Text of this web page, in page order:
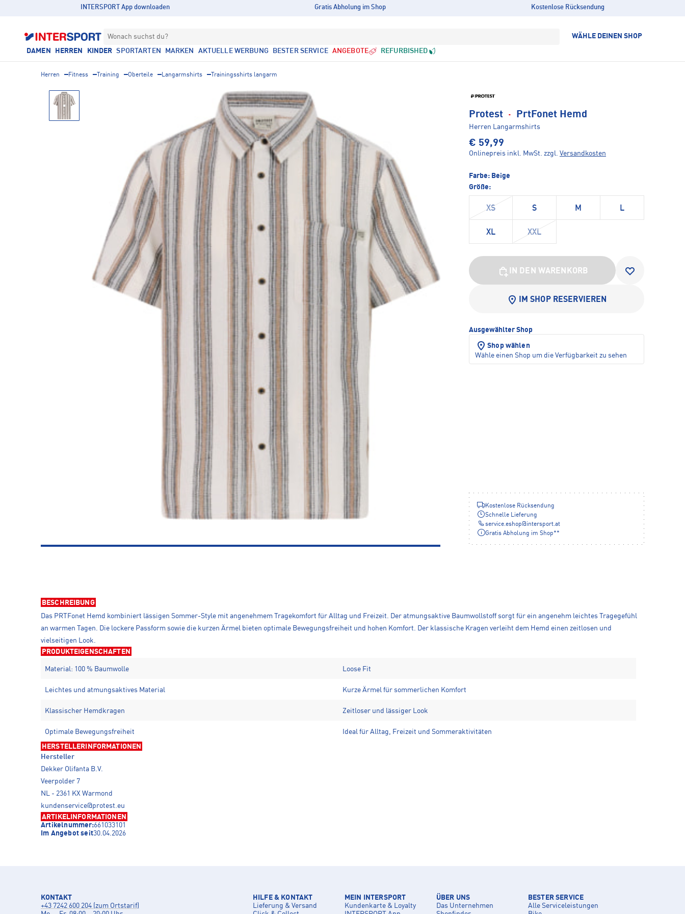
INTERSPORT App downloaden Gratis Abholung im Shop Kostenlose Rücksendung
Wonach suchst du? WÄHLE DEINEN SHOP
DAMEN HERREN KINDER SPORTARTEN MARKEN AKTUELLE WERBUNG BESTER SERVICE ANGEBOTE REFURBISHED
Herren Fitness Training Oberteile Langarmshirts Trainingsshirts langarm
Protest · PrtFonet Hemd
Herren Langarmshirts
€ 59,99
Onlinepreis inkl. MwSt. zzgl. Versandkosten
Farbe: Beige
Größe:
XS S M L
XL XXL
IN DEN WARENKORB
IM SHOP RESERVIEREN
Ausgewählter Shop
Shop wählen
Wähle einen Shop um die Verfügbarkeit zu sehen
Kostenlose Rücksendung
Schnelle Lieferung
service.eshop@intersport.at
Gratis Abholung im Shop**
BESCHREIBUNG
Das PRTFonet Hemd kombiniert lässigen Sommer-Style mit angenehmem Tragekomfort für Alltag und Freizeit. Der atmungsaktive Baumwollstoff sorgt für ein angenehm leichtes Tragegefühl
an warmen Tagen. Die lockere Passform sowie die kurzen Ärmel bieten optimale Bewegungsfreiheit und hohen Komfort. Der klassische Kragen verleiht dem Hemd einen zeitlosen und
vielseitigen Look.
PRODUKTEIGENSCHAFTEN
Material: 100 % Baumwolle Loose Fit
Leichtes und atmungsaktives Material Kurze Ärmel für sommerlichen Komfort
Klassischer Hemdkragen Zeitloser und lässiger Look
Optimale Bewegungsfreiheit Ideal für Alltag, Freizeit und Sommeraktivitäten
HERSTELLERINFORMATIONEN
Hersteller
Dekker Olifanta B.V.
Veerpolder 7
NL - 2361 KX Warmond
kundenservice@protest.eu
ARTIKELINFORMATIONEN
Artikelnummer:661033101
Im Angebot seit30.04.2026
KONTAKT
+43 7242 600 204 (zum Ortstarif)
HILFE & KONTAKT
Lieferung & Versand
MEIN INTERSPORT
Kundenkarte & Loyalty
ÜBER UNS
Das Unternehmen
BESTER SERVICE
Alle Serviceleistungen